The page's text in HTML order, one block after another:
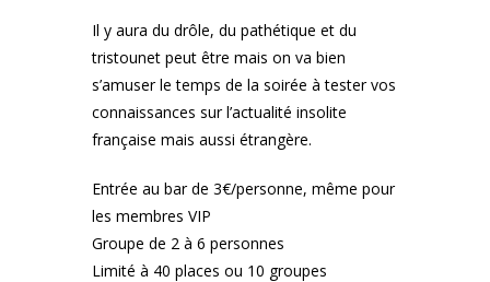
Il y aura du drôle, du pathétique et du
tristounet peut être mais on va bien
s’amuser le temps de la soirée à tester vos
connaissances sur l’actualité insolite
française mais aussi étrangère.
Entrée au bar de 3€/personne, même pour
les membres VIP
Groupe de 2 à 6 personnes
Limité à 40 places ou 10 groupes